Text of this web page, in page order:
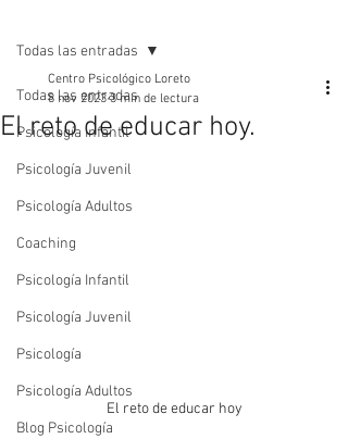
Todas las entradas
Psicología Infantil
Psicología Juvenil
Psicología Adultos
Coaching
Psicología Infantil
Psicología Juvenil
Psicología
Psicología Adultos
Blog Psicología
Todas las entradas
El reto de educar hoy.
Centro Psicológico Loreto
8 nov 2023 3 min de lectura
El reto de educar hoy